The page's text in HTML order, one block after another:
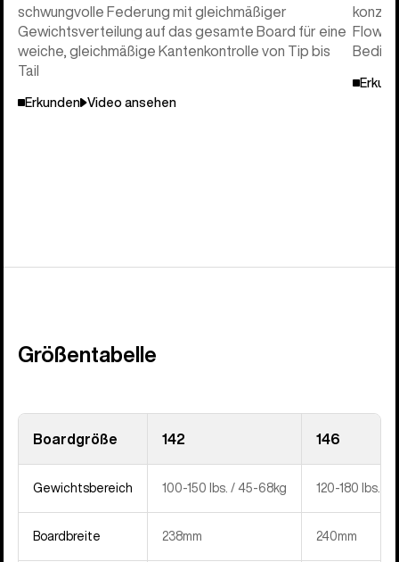
schwungvolle Federung mit gleichmäßiger
Gewichtsverteilung auf das gesamte Board für eine
weiche, gleichmäßige Kantenkontrolle von Tip bis
Tail
Erkunden Video ansehen
Flow
Größentabelle
Boardgröße 142 146
Gewichtsbereich 100-150 lbs. / 45-68kg 120-180 lbs. /
Boardbreite 238mm 240mm